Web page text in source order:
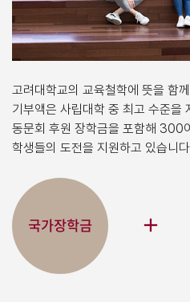
고려대학교의 교육철학에 뜻을 함
기부액은 사립대학 중 최고 수준을
동문회 후원 장학금을 포함해 300
학생들의 도전을 지원하고 있습니
국가장학금 add